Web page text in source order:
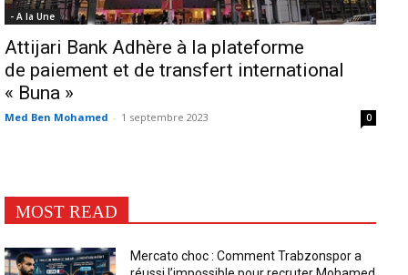
- A la Une
Attijari Bank Adhère à la plateforme
de paiement et de transfert international
« Buna »
Med Ben Mohamed - 1 septembre 2023 0
MOST READ
Mercato choc : Comment Trabzonspor a